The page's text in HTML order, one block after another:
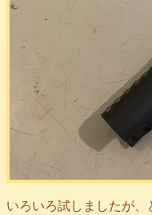
いろいろ試しましたが